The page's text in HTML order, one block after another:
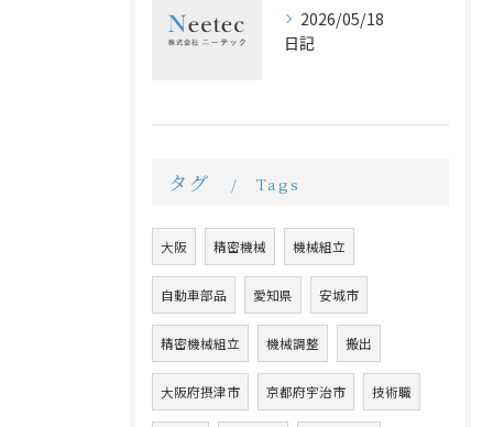
2026/05/18
日記
タグ Tags
大阪 精密機械 機械組立
自動車部品 愛知県 安城市
精密機械組立 機械調整 搬出
大阪府摂津市 京都府宇治市 技術職